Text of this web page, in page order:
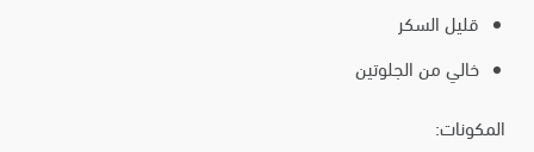
قليل السكر
خالي من الجلوتين
المكونات: